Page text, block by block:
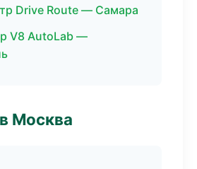
Drive Route — Самара
V8 AutoLab —
Москва